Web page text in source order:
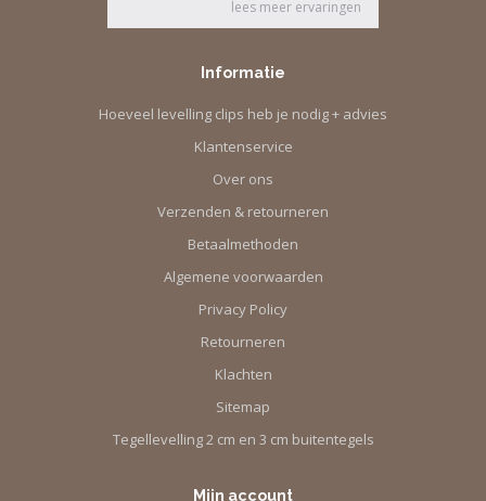
Informatie
Hoeveel levelling clips heb je nodig + advies
Klantenservice
Over ons
Verzenden & retourneren
Betaalmethoden
Algemene voorwaarden
Privacy Policy
Retourneren
Klachten
Sitemap
Tegellevelling 2 cm en 3 cm buitentegels
Mijn account